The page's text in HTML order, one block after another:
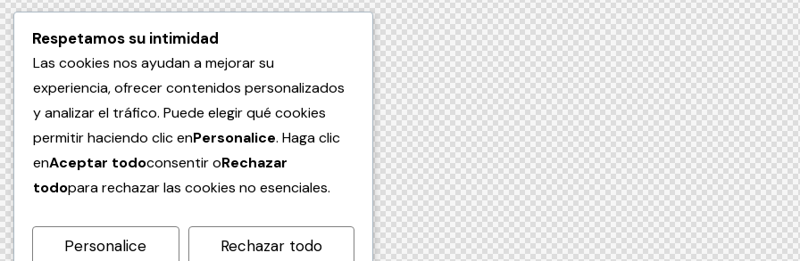
Respetamos su intimidad
Las cookies nos ayudan a mejorar su
experiencia, ofrecer contenidos personalizados
y analizar el tráfico. Puede elegir qué cookies
permitir haciendo clic enPersonalice. Haga clic
enAceptar todoconsentir oRechazar
todopara rechazar las cookies no esenciales.
Personalice Rechazar todo